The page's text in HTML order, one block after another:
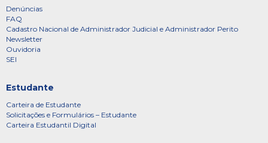
Denúncias
FAQ
Cadastro Nacional de Administrador Judicial e Administrador Perito
Newsletter
Ouvidoria
SEI
Estudante
Carteira de Estudante
Solicitações e Formulários – Estudante
Carteira Estudantil Digital